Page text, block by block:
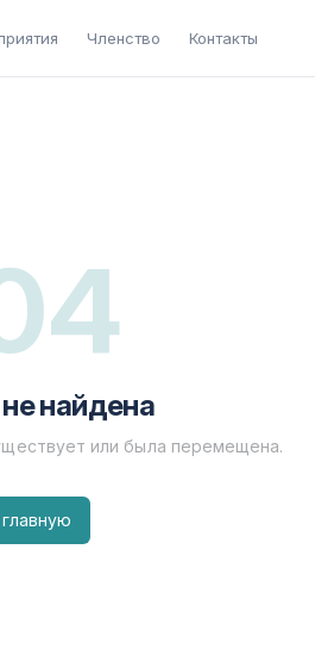
Членство Контакты
найдена
или была перемещена.